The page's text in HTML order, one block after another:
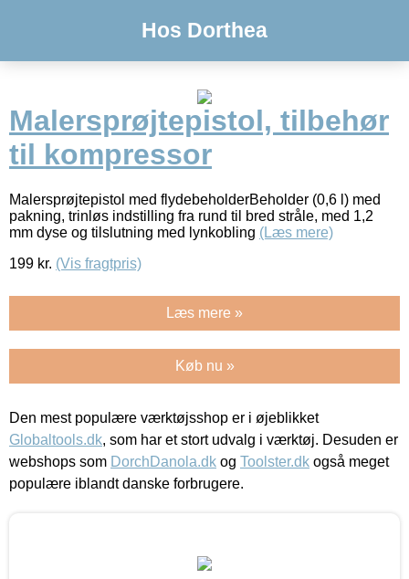
Hos Dorthea
Malersprøjtepistol, tilbehør
til kompressor
Malersprøjtepistol med flydebeholderBeholder (0,6 l) med
pakning, trinløs indstilling fra rund til bred stråle, med 1,2
mm dyse og tilslutning med lynkobling (Læs mere)
199 kr. (Vis fragtpris)
Læs mere »
Køb nu »
Den mest populære værktøjsshop er i øjeblikket
Globaltools.dk, som har et stort udvalg i værktøj. Desuden er
webshops som DorchDanola.dk og Toolster.dk også meget
populære iblandt danske forbrugere.